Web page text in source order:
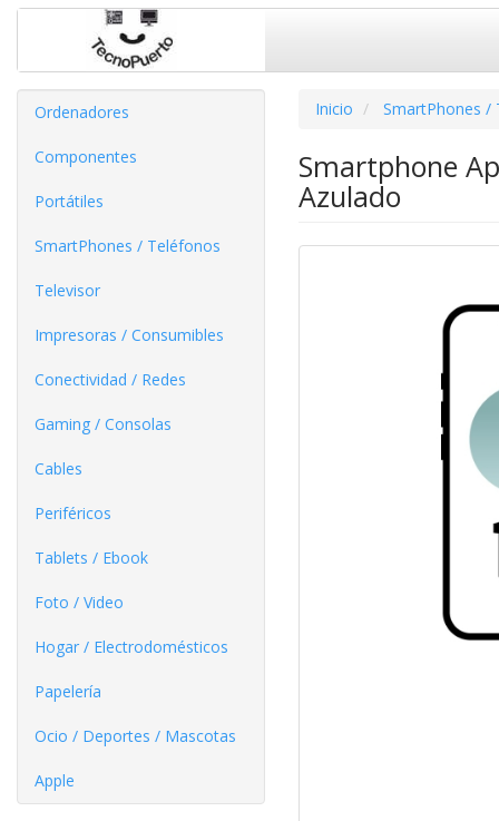
Ordenadores
Componentes
Portátiles
SmartPhones / Teléfonos
Televisor
Impresoras / Consumibles
Conectividad / Redes
Gaming / Consolas
Cables
Periféricos
Tablets / Ebook
Foto / Video
Hogar / Electrodomésticos
Papelería
Ocio / Deportes / Mascotas
Apple
Inicio SmartPhones /
Smartphone
Azulado